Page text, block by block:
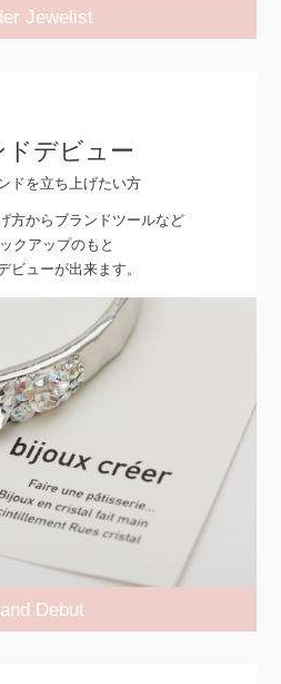
Jewelist
ドデビュー
ドを立ち上げたい方
方からブランドツールなど
クアップのもと
ビューが出来ます。
Debut